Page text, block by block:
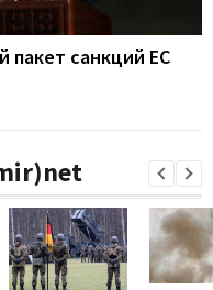
пакет санкций ЕС